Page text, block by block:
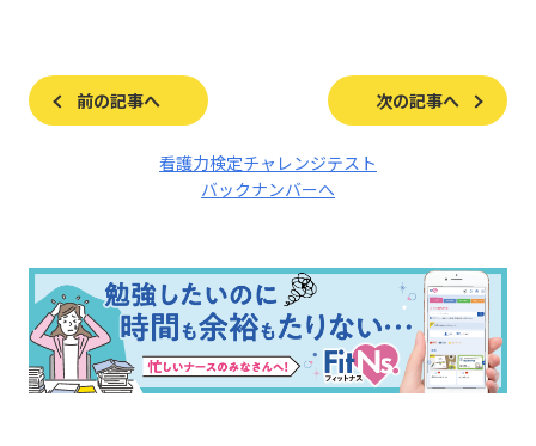
前の記事へ 次の記事へ
看護力検定チャレンジテスト
バックナンバーへ